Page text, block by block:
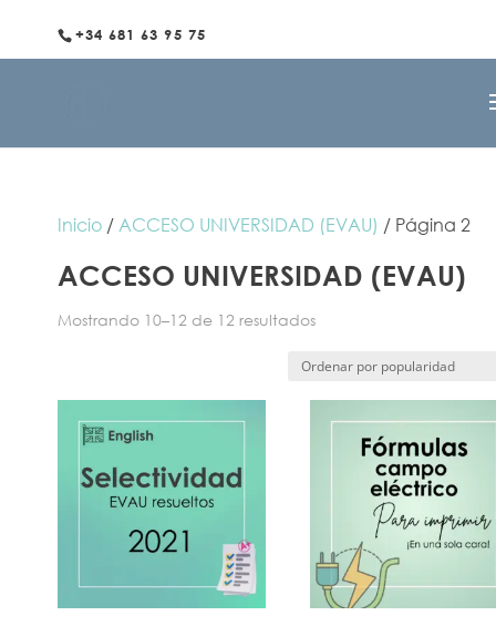
+34 681 63 95 75
Inicio / ACCESO UNIVERSIDAD (EVAU) / Página 2
ACCESO UNIVERSIDAD (EVAU)
Mostrando 10–12 de 12 resultadosOrdenado
popularidad